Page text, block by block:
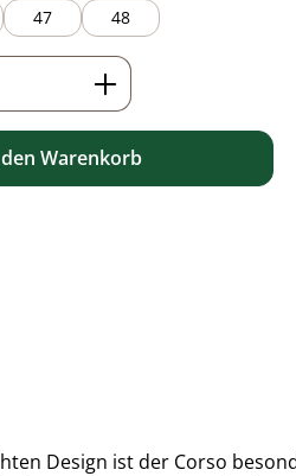
47 48
Gib den
Warenkorb
Design ist der Corso